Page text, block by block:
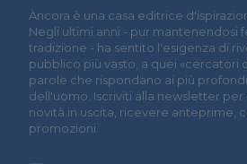
Àncora è una casa editrice
Negli ultimi anni - pur mantenendosi
tradizione - ha sentito l'esigenza di
pubblico più vasto, a quei «cercatori
parole che rispondano ai più
dell'uomo. Iscriviti alla newsletter
novità in uscita, ricevere anteprime,
promozioni.